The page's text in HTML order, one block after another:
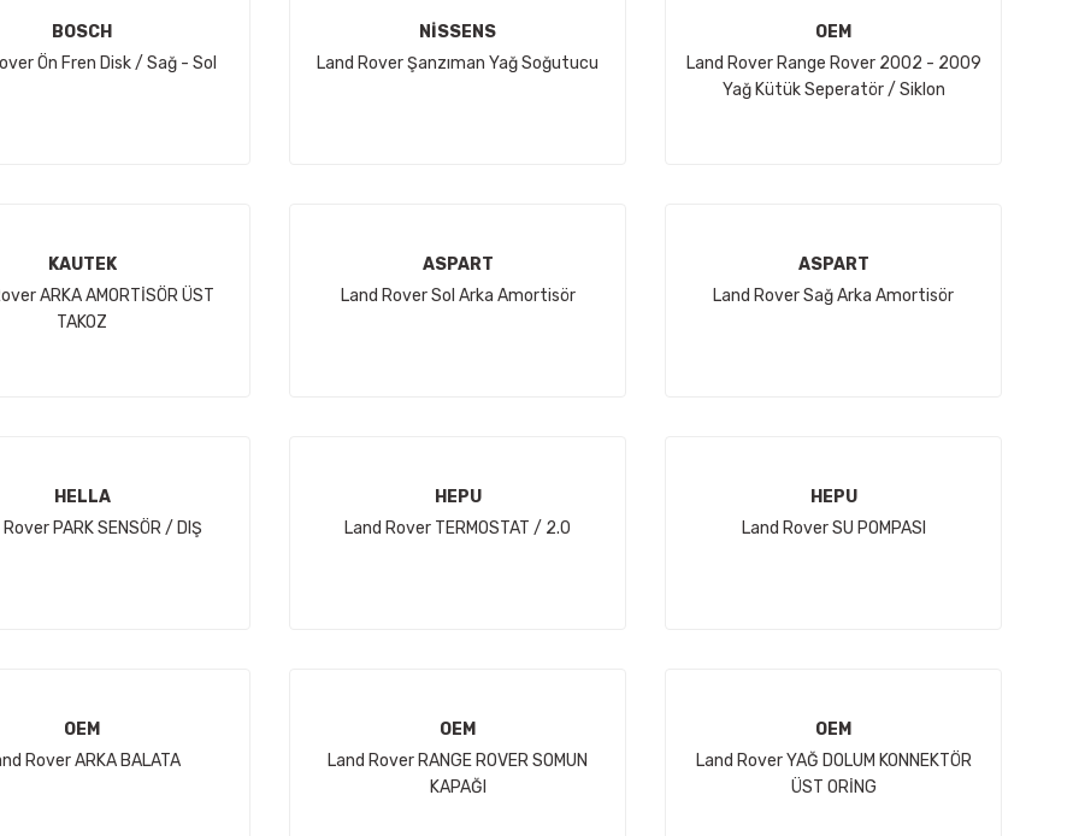
BOSCH
Ön Fren Disk / Sağ - Sol
NİSSENS
Land Rover Şanzıman Yağ Soğutucu
OEM
Land Rover Range Rover 2002 - 2009
Yağ Kütük Seperatör / Siklon
KAUTEK
ARKA AMORTİSÖR ÜST
TAKOZ
ASPART
Land Rover Sol Arka Amortisör
ASPART
Land Rover Sağ Arka Amortisör
HELLA
Rover PARK SENSÖR / DIŞ
HEPU
Land Rover TERMOSTAT / 2.0
HEPU
Land Rover SU POMPASI
OEM
Rover ARKA BALATA
OEM
Land Rover RANGE ROVER SOMUN
KAPAĞI
OEM
Land Rover YAĞ DOLUM KONNEKTÖR
ÜST ORİNG